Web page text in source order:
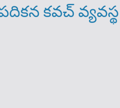
క‌వ‌చ్